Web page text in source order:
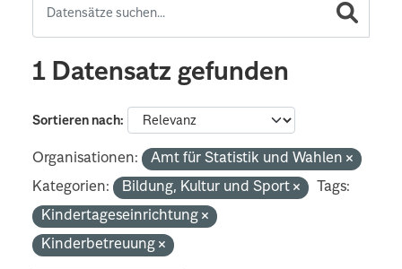
1 Datensatz gefunden
Sortieren nach
Organisationen:
Amt für Statistik und Wahlen
Kategorien:
Bildung, Kultur und Sport
Tags:
Kindertageseinrichtung
Kinderbetreuung